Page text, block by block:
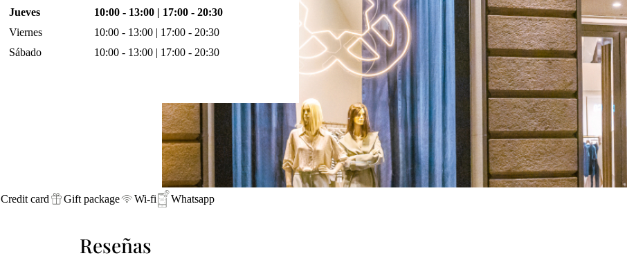
Jueves
10:00 - 13:00 | 17:00 - 20:30
Viernes
10:00 - 13:00 | 17:00 - 20:30
Sábado
10:00 - 13:00 | 17:00 - 20:30
Credit card Gift package Wi-fi Whatsapp
Reseñas